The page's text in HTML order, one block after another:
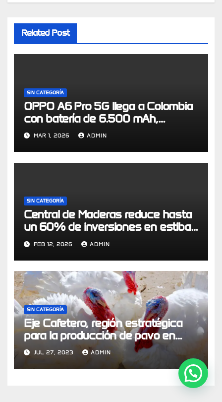
Related Post
SIN CATEGORÍA
OPPO A6 Pro 5G llega a Colombia
con batería de 6.500 mAh,
certificación IP69 y resistencia de
grado militar
MAR 1, 2026 ADMIN
SIN CATEGORÍA
Central de Maderas reduce hasta
un 60% de inversiones en estibas
a través de modelo de economía
circular logístico
FEB 12, 2026 ADMIN
SIN CATEGORÍA
Eje Cafetero, región estratégica
para la producción de pavo en
Colombia
JUL 27, 2023 ADMIN